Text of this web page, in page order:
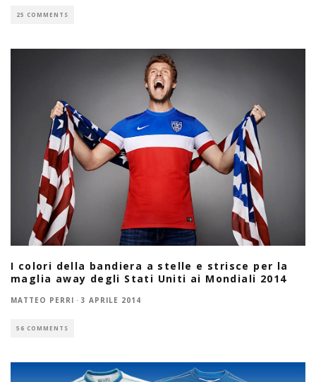
25 COMMENTS
I colori della bandiera a stelle e strisce per la
maglia away degli Stati Uniti ai Mondiali 2014
MATTEO PERRI · 3 APRILE 2014
56 COMMENTS